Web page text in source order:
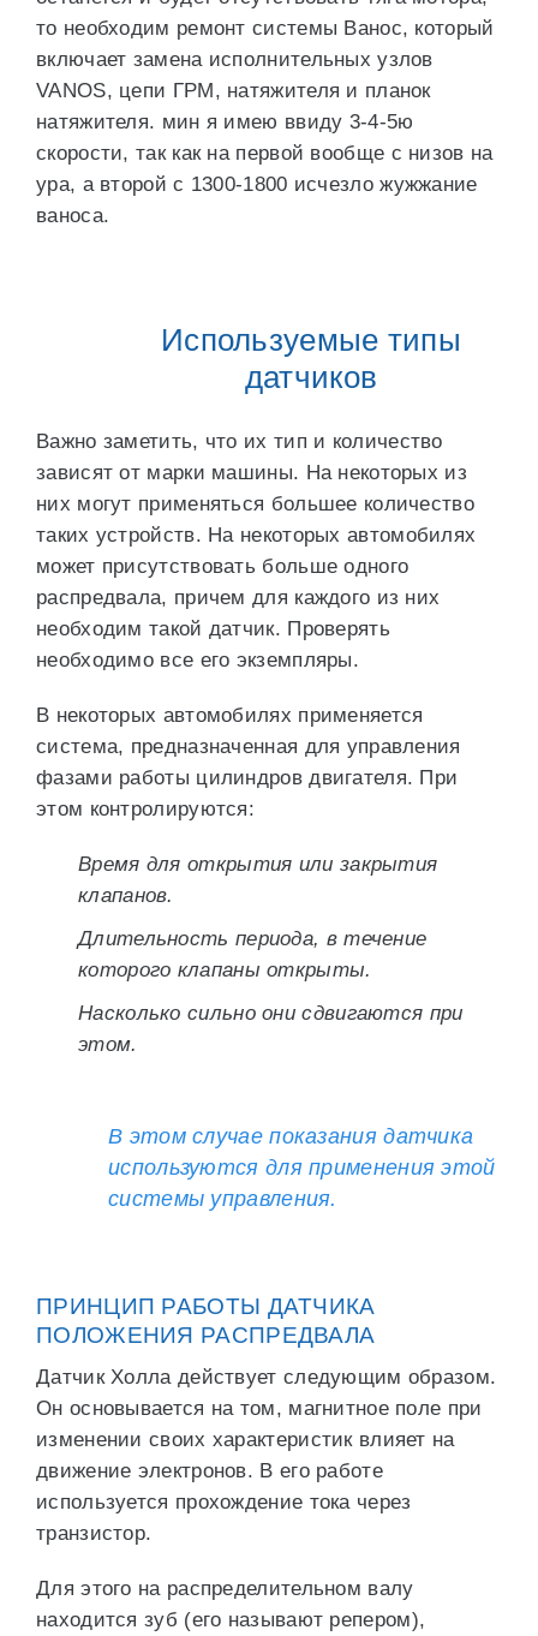
то необходим ремонт системы Ванос, который
включает замена исполнительных узлов
VANOS, цепи ГРМ, натяжителя и планок
натяжителя. мин я имею ввиду 3-4-5ю
скорости, так как на первой вообще с низов на
ура, а второй с 1300-1800 исчезло жужжание
ваноса.
Используемые типы
датчиков
Важно заметить, что их тип и количество
зависят от марки машины. На некоторых из
них могут применяться большее количество
таких устройств. На некоторых автомобилях
может присутствовать больше одного
распредвала, причем для каждого из них
необходим такой датчик. Проверять
необходимо все его экземпляры.
В некоторых автомобилях применяется
система, предназначенная для управления
фазами работы цилиндров двигателя. При
этом контролируются:
Время для открытия или закрытия
клапанов.
Длительность периода, в течение
которого клапаны открыты.
Насколько сильно они сдвигаются при
этом.
В этом случае показания датчика
используются для применения этой
системы управления.
ПРИНЦИП РАБОТЫ ДАТЧИКА
ПОЛОЖЕНИЯ РАСПРЕДВАЛА
Датчик Холла действует следующим образом.
Он основывается на том, магнитное поле при
изменении своих характеристик влияет на
движение электронов. В его работе
используется прохождение тока через
транзистор.
Для этого на распределительном валу
находится зуб (его называют репером),